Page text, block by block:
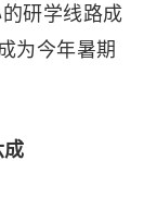
研学线路成
为今年暑期
成